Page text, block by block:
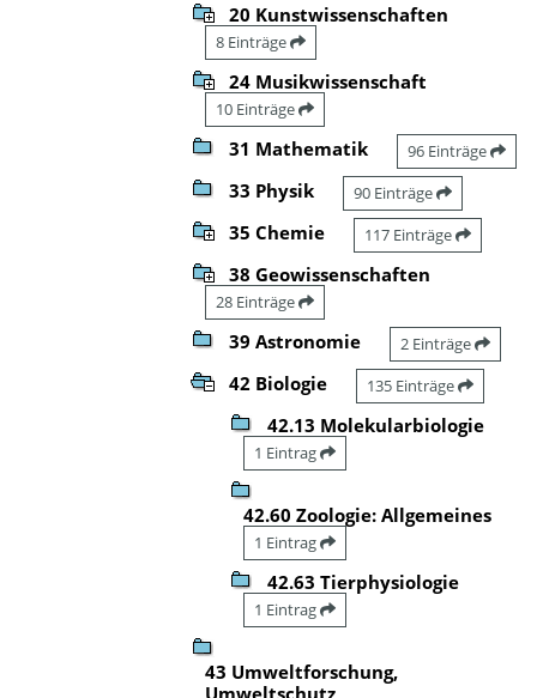
20 Kunstwissenschaften
8 Einträge
24 Musikwissenschaft
10 Einträge
31 Mathematik 96 Einträge
33 Physik 90 Einträge
35 Chemie 117 Einträge
38 Geowissenschaften
28 Einträge
39 Astronomie 2 Einträge
42 Biologie 135 Einträge
42.13 Molekularbiologie
1 Eintrag
42.60 Zoologie: Allgemeines
1 Eintrag
42.63 Tierphysiologie
1 Eintrag
43 Umweltforschung,
Umweltschutz